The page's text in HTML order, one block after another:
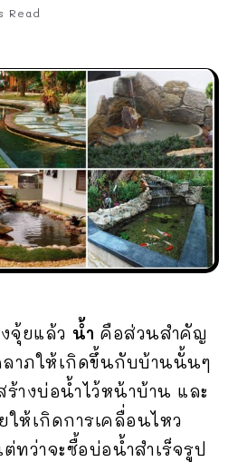
Read
จุ้ยแล้ว น้ำ คือส่วนสำคัญ
ลาภให้เกิดขึ้นกับบ้านนั้นๆ
างบ่อน้ำไว้หน้าบ้าน และ
ให้เกิดการเคลื่อนไหว
ทว่าจะซื้อบ่อน้ำสำเร็จรูป